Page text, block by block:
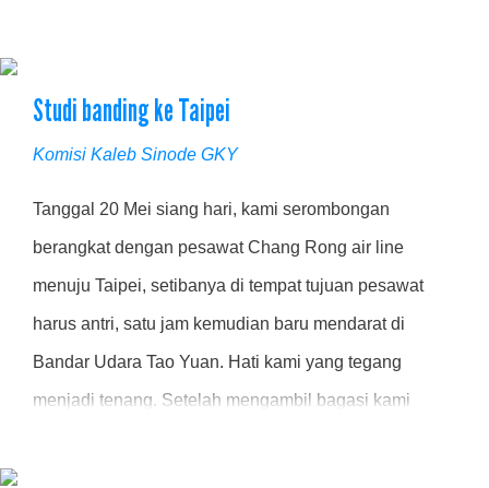
Studi banding ke Taipei
Komisi Kaleb Sinode GKY
Tanggal 20 Mei siang hari, kami serombongan
berangkat dengan pesawat Chang Rong air line
menuju Taipei, setibanya di tempat tujuan pesawat
harus antri, satu jam kemudian baru mendarat di
Bandar Udara Tao Yuan. Hati kami yang tegang
menjadi tenang. Setelah mengambil bagasi kami